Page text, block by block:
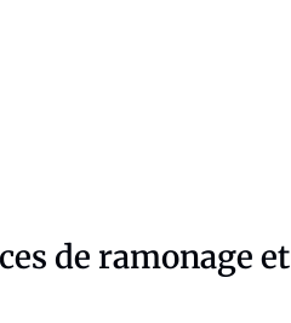
de ramonage et